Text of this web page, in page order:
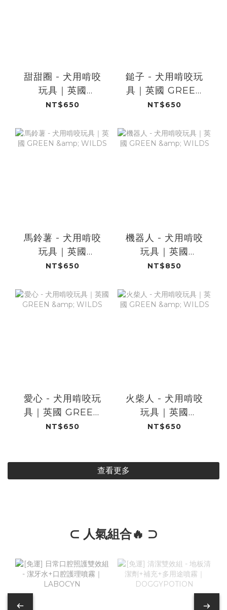
甜甜圈 - 犬用啃咬
玩具｜英國
GREEN & WILDS
NT$650
鎚子 - 犬用啃咬玩
具｜英國 GREEN
& WILDS
NT$650
馬鈴薯 - 犬用啃咬
玩具｜英國
GREEN & WILDS
NT$650
機器人 - 犬用啃咬
玩具｜英國
GREEN & WILDS
NT$850
愛心 - 犬用啃咬玩
具｜英國 GREEN
& WILDS
NT$650
火柴人 - 犬用啃咬
玩具｜英國
GREEN & WILDS
NT$650
查看更多
⊂ 人氣組合🔥 ⊃